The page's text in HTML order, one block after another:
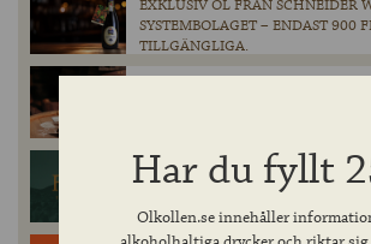
EXKLUSIV ÖL FRÅN SCHNEIDER
SYSTEMBOLAGET – ENDAST 900
TILLGÄNGLIGA.
FEDDIE OCEAN DISTILLERY
FERCULLEN HYLLAS PÅ WORLD
Har du fyllt
Olkollen.se innehåller